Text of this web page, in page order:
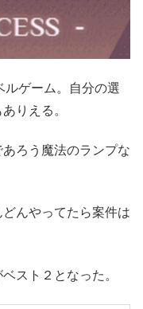
ルゲーム。自分の選
りえる。
ろう魔法のランプな
んやってたら案件は
スト２となった。